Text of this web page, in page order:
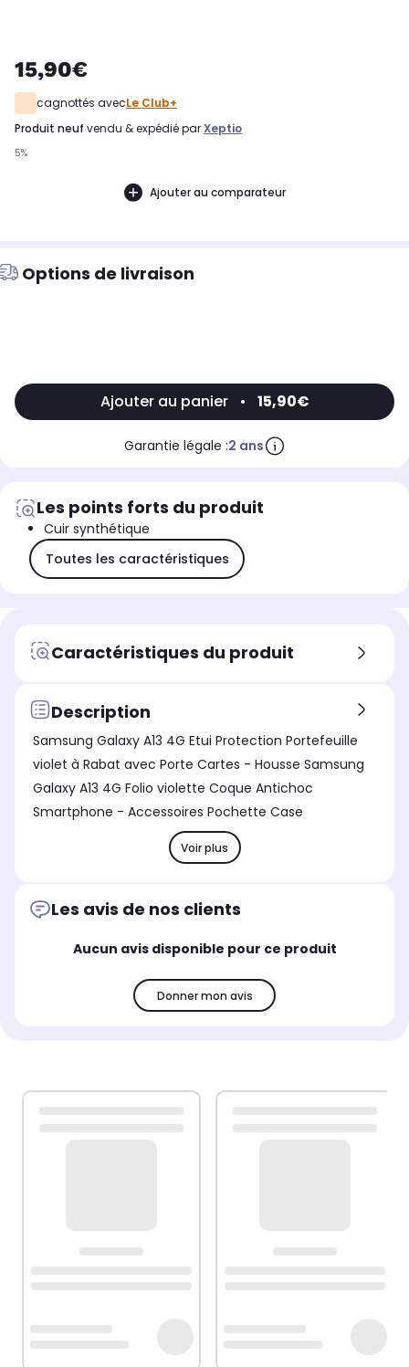
15,90€
cagnottés avecLe Club+
produit neuf vendu & expédié parXeptio
5%
Ajouter au comparateur
Options de livraison
Ajouter au panier • 15,90€
Garantie légale :2 ans
Les points forts du produit
Cuir synthétique
Toutes les caractéristiques
Caractéristiques du produit
Description
Samsung Galaxy A13 4G Etui Protection Portefeuille
violet à Rabat avec Porte Cartes - Housse Samsung
Galaxy A13 4G Folio violette Coque Antichoc
Smartphone - Accessoires Pochette Case
Voir plus
Les avis de nos clients
Aucun avis disponible pour ce produit
Donner mon avis